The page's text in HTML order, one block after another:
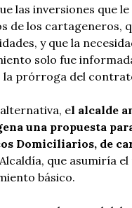
las inversiones que
de los cartageneros,
y que la
solo fue
prórroga del
el alcalde
una propuesta
Domiciliarios, de
que asumiría
básico.